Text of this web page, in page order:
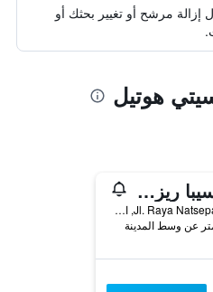
إزالة مرشح أو تغيير بحثك أو
هوتيل
ذا ناتسيبا ريزورت آند كونفرانس سنتر
Jl. Raya Natsepa No. 36, امبون, إندونيسيا